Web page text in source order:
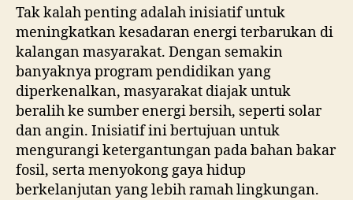
Tak kalah penting adalah inisiatif untuk
meningkatkan kesadaran energi terbarukan di
kalangan masyarakat. Dengan semakin
banyaknya program pendidikan yang
diperkenalkan, masyarakat diajak untuk
beralih ke sumber energi bersih, seperti solar
dan angin. Inisiatif ini bertujuan untuk
mengurangi ketergantungan pada bahan bakar
fosil, serta menyokong gaya hidup
berkelanjutan yang lebih ramah lingkungan.